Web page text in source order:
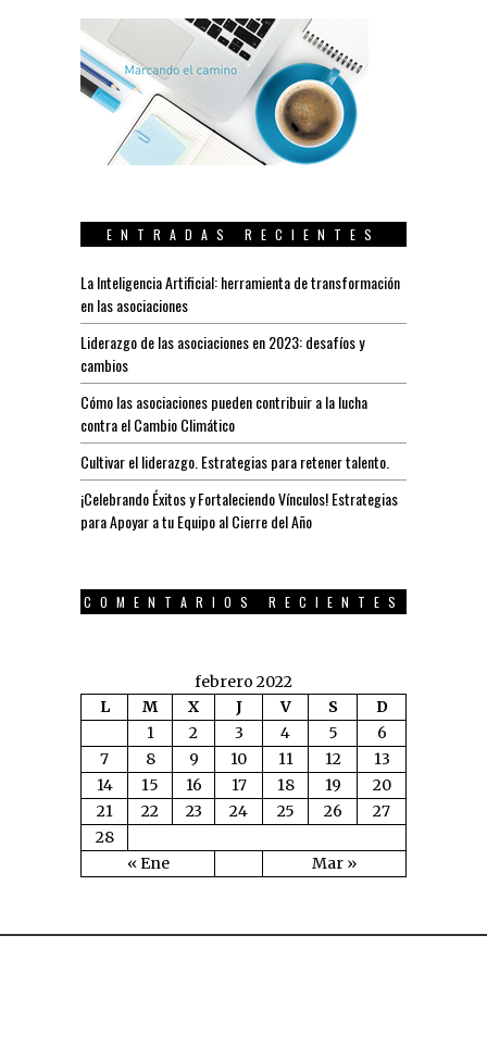
ENTRADAS RECIENTES
La Inteligencia Artificial: herramienta de transformación
en las asociaciones
Liderazgo de las asociaciones en 2023: desafíos y
cambios
Cómo las asociaciones pueden contribuir a la lucha
contra el Cambio Climático
Cultivar el liderazgo. Estrategias para retener talento.
¡Celebrando Éxitos y Fortaleciendo Vínculos! Estrategias
para Apoyar a tu Equipo al Cierre del Año
COMENTARIOS RECIENTES
febrero 2022
L
M X J V S D
« Ene Mar »
1 2 3 4 5
6
7
8 9 10 11 12
13
14
15 16 17 18 19
20
21
22 23 24 25 26
27
28